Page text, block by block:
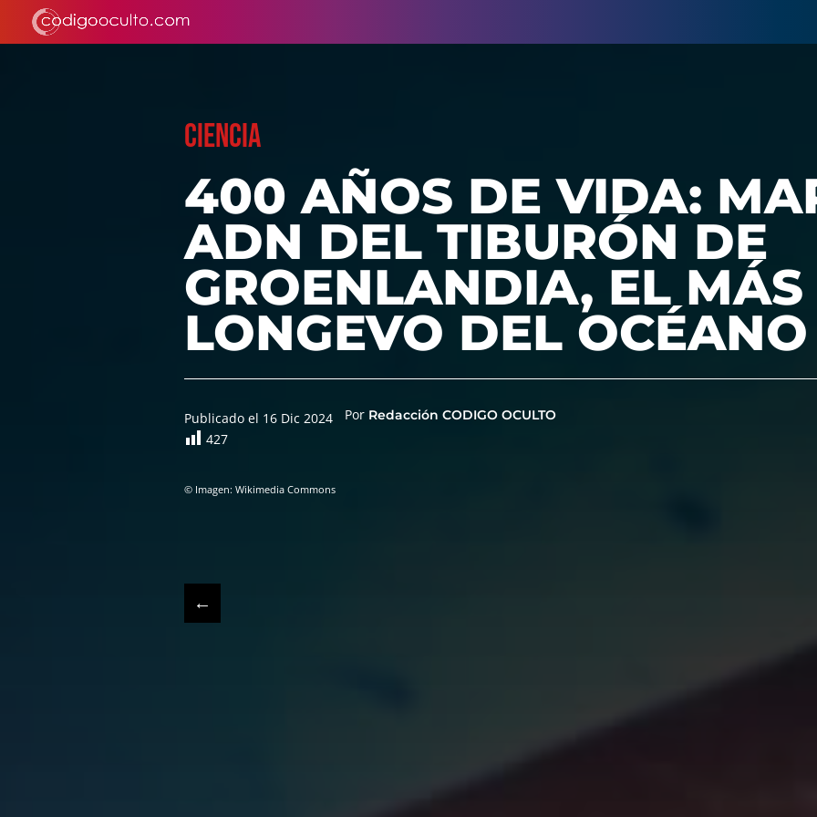
CIENCIA
400 AÑOS DE VIDA:
ADN DEL TIBURÓN DE
GROENLANDIA, EL MÁS
LONGEVO DEL OCÉANO
Publicado el 16 Dic 2024 Por Redacción CODIGO OCULTO
427
© Imagen: Wikimedia Commons
←